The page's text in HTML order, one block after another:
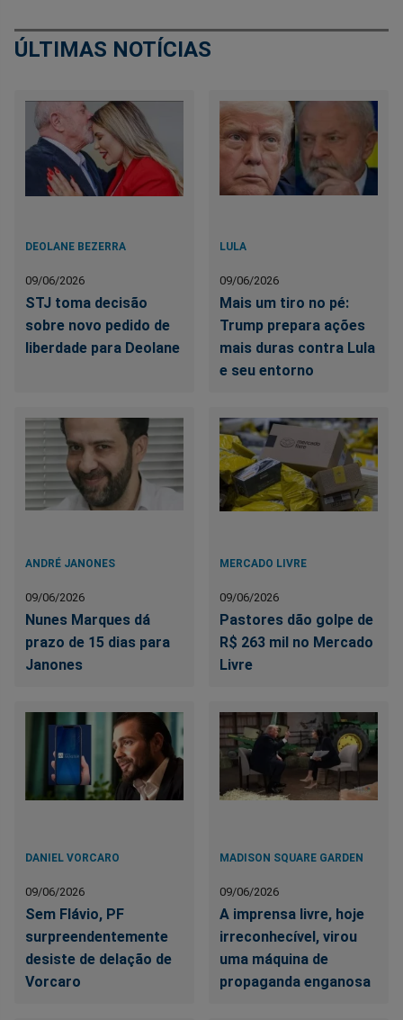
ÚLTIMAS NOTÍCIAS
DEOLANE BEZERRA
09/06/2026
STJ toma decisão
sobre novo pedido de
liberdade para Deolane
LULA
09/06/2026
Mais um tiro no pé:
Trump prepara ações
mais duras contra Lula
e seu entorno
ANDRÉ JANONES
09/06/2026
Nunes Marques dá
prazo de 15 dias para
Janones
MERCADO LIVRE
09/06/2026
Pastores dão golpe de
R$ 263 mil no Mercado
Livre
DANIEL VORCARO
09/06/2026
Sem Flávio, PF
surpreendentemente
desiste de delação de
Vorcaro
MADISON SQUARE GARDEN
09/06/2026
A imprensa livre, hoje
irreconhecível, virou
uma máquina de
propaganda enganosa